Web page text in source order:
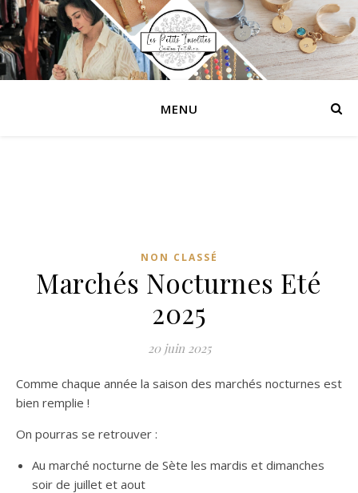
MENU
NON CLASSÉ
Marchés Nocturnes Eté
2025
20 juin 2025
Comme chaque année la saison des marchés nocturnes est
bien remplie !
On pourras se retrouver :
Au marché nocturne de Sète les mardis et dimanches
soir de juillet et aout